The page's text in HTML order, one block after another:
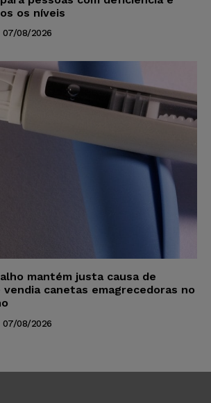
os níveis
07/08/2026
mantém justa causa de
vendia canetas emagrecedoras no
07/08/2026